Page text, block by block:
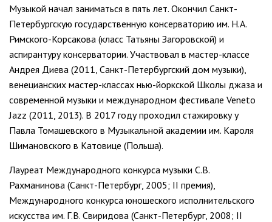
Музыкой начал заниматься в пять лет. Окончил Санкт-
Петербургскую государственную консерваторию им. Н.А.
Римского-Корсакова (класс Татьяны Загоровской) и
аспирантуру кон­серватории. Участвовал в мастер-классе
Андрея Диева (2011, Санкт-Петербургский дом музыки),
венецианских мастер-классах нью-йоркской Школы джаза и
современной музыки и междуна­родном фестивале Veneto
Jazz (2011, 2013). В 2017 году проходил стажировку у
Павла Томашевского в Музыкальной академии им. Кароля
Шимановско­го в Катовице (Польша).
Лауреат Международного конкурса музыки С.В.
Рахманинова (Санкт-Петербург, 2005; II пре­мия),
Международного конкурса юношеского исполнительского
искусства им. Г.В. Свиридова (Санкт-Петербург, 2008; II